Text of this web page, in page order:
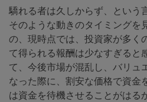
驕れる者は久しからず、という
そのような動きのタイミングを
の、現時点では、投資家が多く
て得られる報酬は少なすぎると
て、今後市場が混乱し、バリュ
なった際に、割安な価格で資金
は資金を待機させることがはる